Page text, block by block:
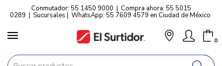
Conmutador: 55 1450 9000 | Compra ahora: 55 5015
0289 | Sucursales | WhatsApp: 55 7609 4579 en Ciudad de México
0